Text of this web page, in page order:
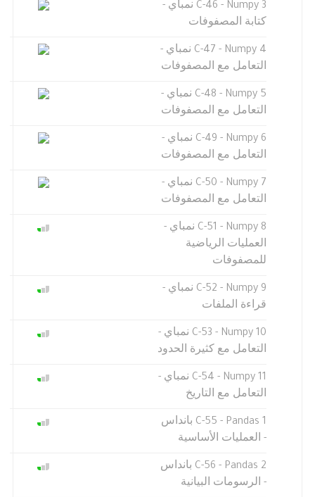
C-46 - Numpy 3 نمباي -
كتابة المصفوفات
C-47 - Numpy 4 نمباي -
التعامل مع المصفوفات
C-48 - Numpy 5 نمباي -
التعامل مع المصفوفات
C-49 - Numpy 6 نمباي -
التعامل مع المصفوفات
C-50 - Numpy 7 نمباي -
التعامل مع المصفوفات
C-51 - Numpy 8 نمباي -
العمليات الرياضية
للمصفوفات
C-52 - Numpy 9 نمباي -
قراءة الملفات
C-53 - Numpy 10 نمباي -
التعامل مع كثيرة الحدود
C-54 - Numpy 11 نمباي -
التعامل مع التاريخ
C-55 - Pandas 1 بانداس
- العمليات الأساسية
C-56 - Pandas 2 بانداس
- الرسومات البيانية